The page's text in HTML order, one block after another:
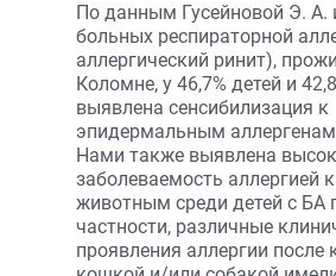
По данным Гусейновой Э. А.
больных респираторной
аллергический ринит),
Коломне, у 46,7% детей и
выявлена сенсибилизация к
эпидермальным
Нами также выявлена
заболеваемость аллергией
животным среди детей с БА
частности, различные
проявления аллергии после